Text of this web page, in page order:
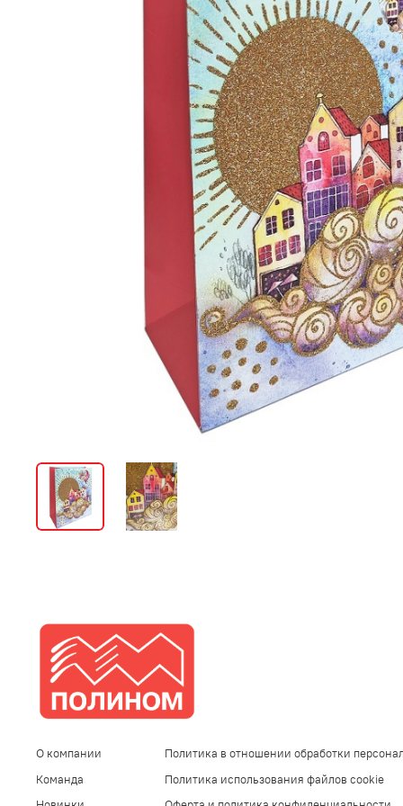
О компании
Команда
Политика в отношении обработки
Политика использования файлов cookie